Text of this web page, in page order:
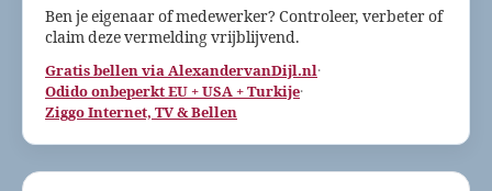
Ben je eigenaar of medewerker? Controleer, verbeter of
claim deze vermelding vrijblijvend.
Gratis bellen via AlexandervanDijl.nl·
Odido onbeperkt EU + USA + Turkije·
Ziggo Internet, TV & Bellen